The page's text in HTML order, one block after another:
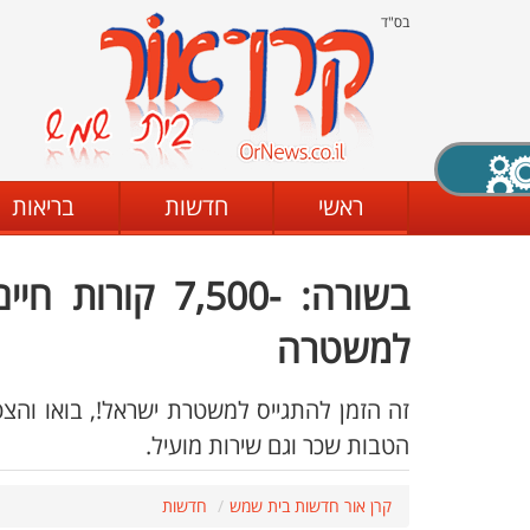
בס"ד
ראשי חדשות בריאות
בשורה: -
למשטרה
זה הזמן להתגייס למשטרת ישראל!, בואו
הטבות שכר וגם שירות מועיל.
קרן אור חדשות בית שמש חדשות
X סגירה
מצב שחור - לבן קביעת ניגודיות